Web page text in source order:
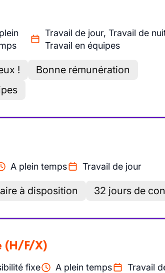
Travail de jour, Travail de
Travail en équipes
!
Bonne rémunération
A plein temps Travail de jour
à disposition 32 jours de
(H/F/X)
fixe A plein temps Travail